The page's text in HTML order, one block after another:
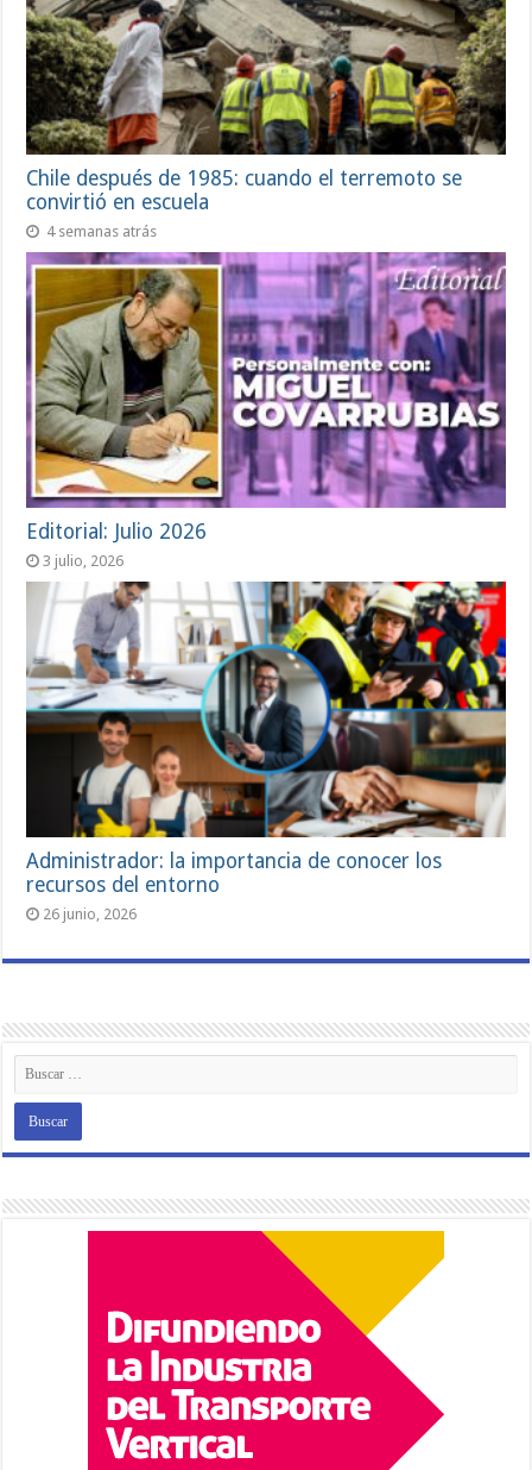
Chile después de 1985: cuando el terremoto se
convirtió en escuela
4 semanas atrás
Editorial: Julio 2026
3 julio, 2026
Administrador: la importancia de conocer los
recursos del entorno
26 junio, 2026